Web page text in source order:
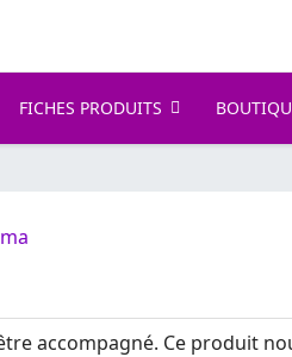
FICHES PRODUITS
accompagné. Ce produit